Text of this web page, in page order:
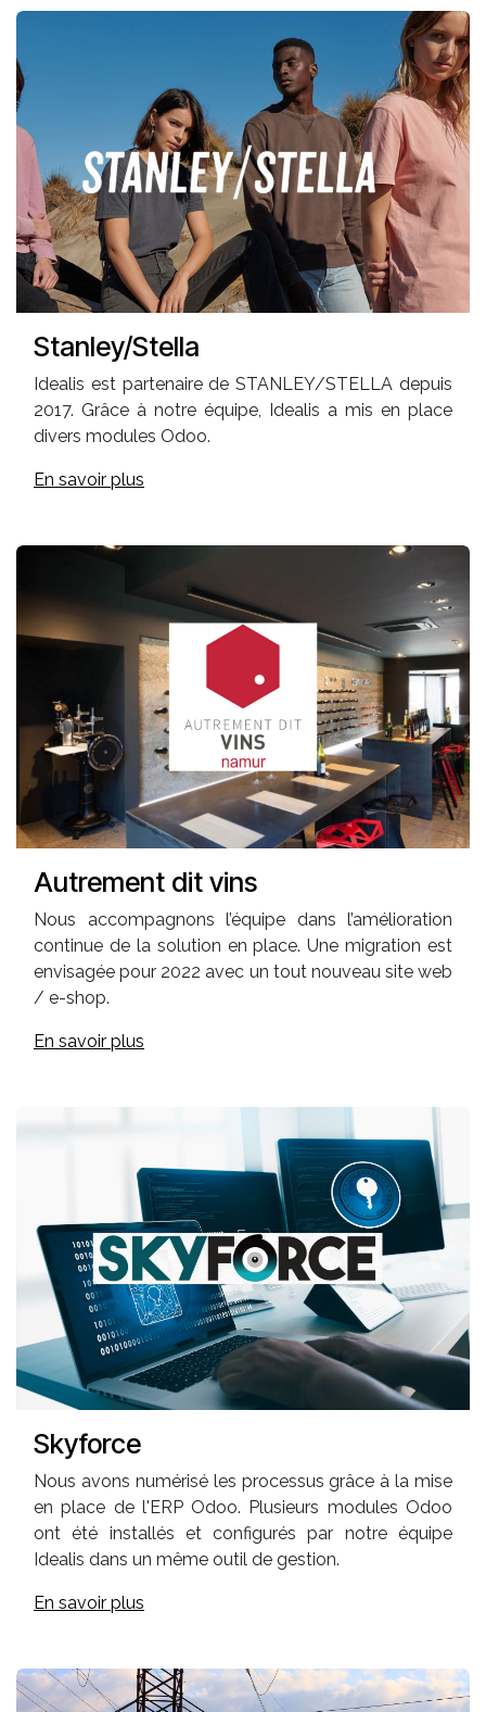
Stanley/Stella
Idealis est partenaire de STANLEY/STELLA depuis
2017. Grâce à notre équipe, Idealis a mis en place
divers modules Odoo.
En savoir plus
Autrement dit vins
Nous accompagnons l’équipe dans l’amélioration
continue de la solution en place. Une migration est
envisagée pour 2022 avec un tout nouveau site web
/ e-shop.
En savoir plus
Skyforce
Nous avons numérisé les processus grâce à la mise
en place de l'ERP Odoo. Plusieurs modules Odoo
ont été installés et configurés par notre équipe
Idealis dans un même outil de gestion.
En savoir plus